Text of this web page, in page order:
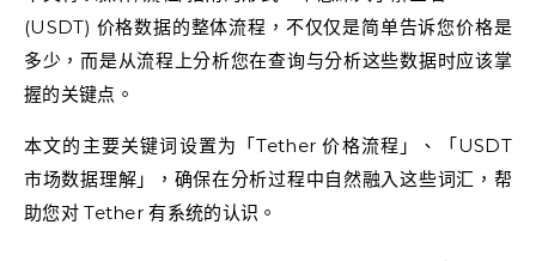
(USDT) 价格数据的整体流程，不仅仅是简单告诉您价格是
多少，而是从流程上分析您在查询与分析这些数据时应该掌
握的关键点。
本文的主要关键词设置为「Tether 价格流程」、「USDT
市场数据理解」，确保在分析过程中自然融入这些词汇，帮
助您对 Tether 有系统的认识。